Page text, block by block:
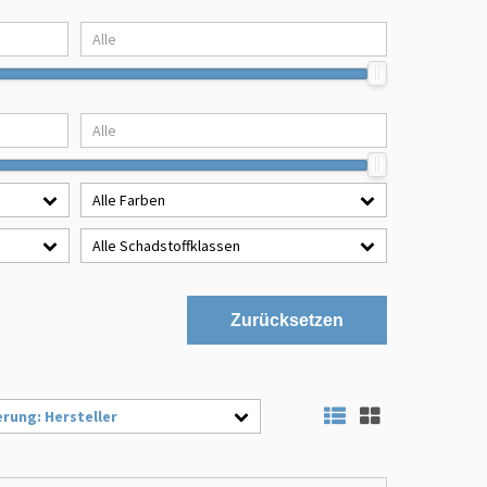
Alle Farben
Alle Schadstoffklassen
Zurücksetzen
Hersteller